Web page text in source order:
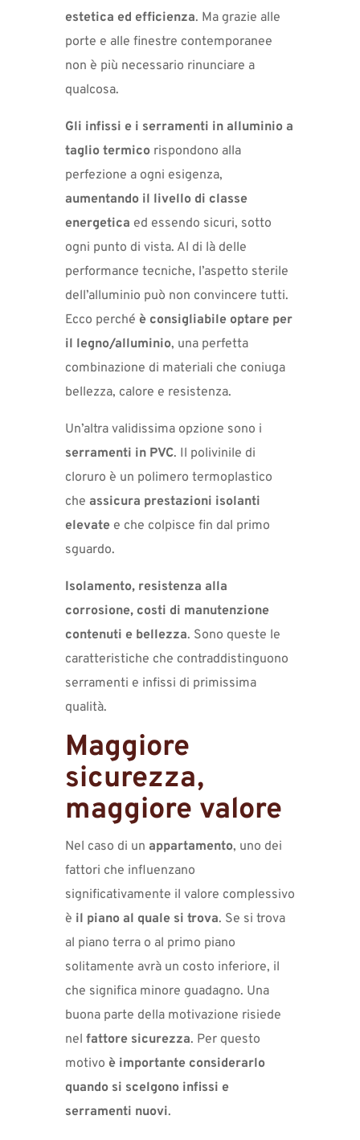
estetica ed efficienza. Ma grazie alle
porte e alle finestre contemporanee
non è più necessario rinunciare a
qualcosa.
Gli infissi e i serramenti in alluminio a
taglio termicorispondono alla
perfezione a ogni esigenza,
aumentando il livello di classe
energetica ed essendo sicuri, sotto
ogni punto di vista. Al di là delle
performance tecniche, l’aspetto sterile
dell’alluminio può non convincere tutti.
Ecco perché è consigliabile optare per
il legno/alluminio, una perfetta
combinazione di materiali che coniuga
bellezza, calore e resistenza.
Un’altra validissima opzione sono i
serramenti in PVC. Il polivinile di
cloruro è un polimero termoplastico
che assicura prestazioni isolanti
elevatee che colpisce fin dal primo
sguardo.
Isolamento, resistenza alla
corrosione, costi di manutenzione
contenuti e bellezza. Sono queste le
caratteristiche che contraddistinguono
serramenti e infissi di primissima
qualità.
Maggiore
sicurezza,
maggiore valore
Nel caso di un appartamento, uno dei
fattori che influenzano
significativamente il valore complessivo
è il piano al quale si trova. Se si trova
al piano terra o al primo piano
solitamente avrà un costo inferiore, il
che significa minore guadagno. Una
buona parte della motivazione risiede
nel fattore sicurezza. Per questo
motivo è importante considerarlo
quando si scelgono infissi e
serramenti nuovi.